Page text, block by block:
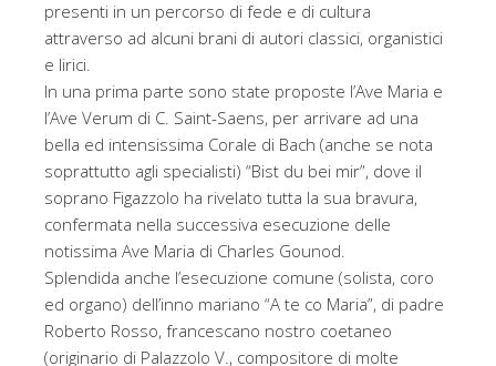
presenti in un percorso di fede e di cultura
attraverso ad alcuni brani di autori classici, organistici
e lirici.
In una prima parte sono state proposte l’Ave Maria e
l’Ave Verum di C. Saint-Saens, per arrivare ad una
bella ed intensissima Corale di Bach (anche se nota
soprattutto agli specialisti) “Bist du bei mir”, dove il
soprano Figazzolo ha rivelato tutta la sua bravura,
confermata nella successiva esecuzione delle
notissima Ave Maria di Charles Gounod.
Splendida anche l’esecuzione comune (solista, coro
ed organo) dell’inno mariano “A te co Maria”, di padre
Roberto Rosso, francescano nostro coetaneo
(originario di Palazzolo V., compositore di molte